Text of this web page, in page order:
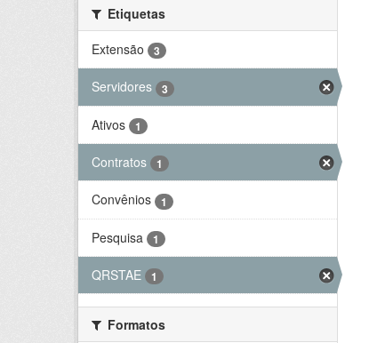
Etiquetas
Extensão
3
Servidores 3
Ativos 1
Contratos 1
Convênios 1
Pesquisa 1
QRSTAE 1
Formatos